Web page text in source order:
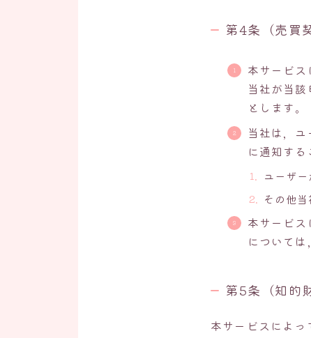
第4条（売買
本サービ
当社が当
とします。
当社は，
に通知す
ユーザ
その他
本サービ
について
第5条（知的
本サービスによっ